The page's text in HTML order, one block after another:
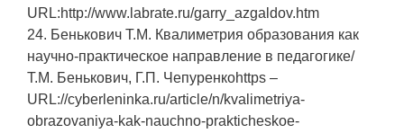
URL:http://www.labrate.ru/garry_azgaldov.htm
24. Бенькович Т.М. Квалиметрия образования как
научно-практическое направление в педагогике/
Т.М. Бенькович, Г.П. Чепуренкоhttps –
URL://cyberleninka.ru/article/n/kvalimetriya-
obrazovaniya-kak-nauchno-prakticheskoe-